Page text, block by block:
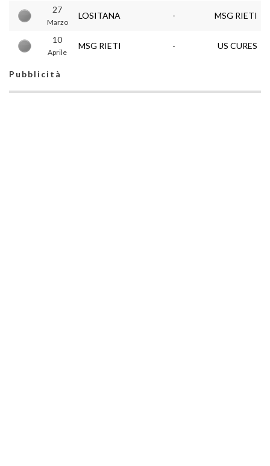
27
Marzo
LOSITANA - MSG RIETI
10
Aprile
MSG RIETI - US CURES
Pubblicità